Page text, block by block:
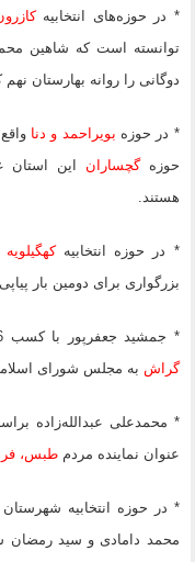
* در حوزه‌های انتخابیه
توانسته است که شاهین
دوگانی را روانه بهارستان نهم
* در حوزه بویراحمد و دنا
حوزهگچساران این استان
هستند.
* در حوزه انتخابیه
بزرگواری برای دومین بار
* جمشید جعفرپور با کسب 56 هزار رأی از حوزه انتخابیه
گراش به مجلس شورای
* محمدعلی عبدالله‌زاده
عنوان نماینده مردمطبس،
* در حوزه انتخابیه شهرستان